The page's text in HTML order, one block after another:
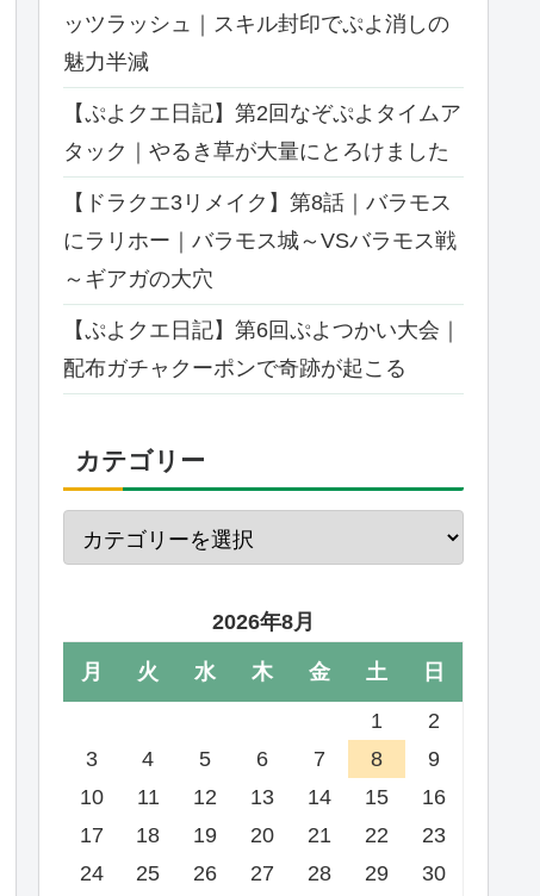
ッツラッシュ｜スキル封印でぷよ消しの
魅力半減
【ぷよクエ日記】第2回なぞぷよタイムア
タック｜やるき草が大量にとろけました
【ドラクエ3リメイク】第8話｜バラモス
にラリホー｜バラモス城～VSバラモス戦
～ギアガの大穴
【ぷよクエ日記】第6回ぷよつかい大会｜
配布ガチャクーポンで奇跡が起こる
カテゴリー
2026年8月
月 火 水 木 金 土 日
1
2
3
4 5 6 7 8
9
10
11 12 13 14 15
16
17
18 19 20 21 22
23
24
25 26 27 28 29
30